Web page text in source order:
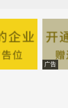
其它类型 好
北
广告